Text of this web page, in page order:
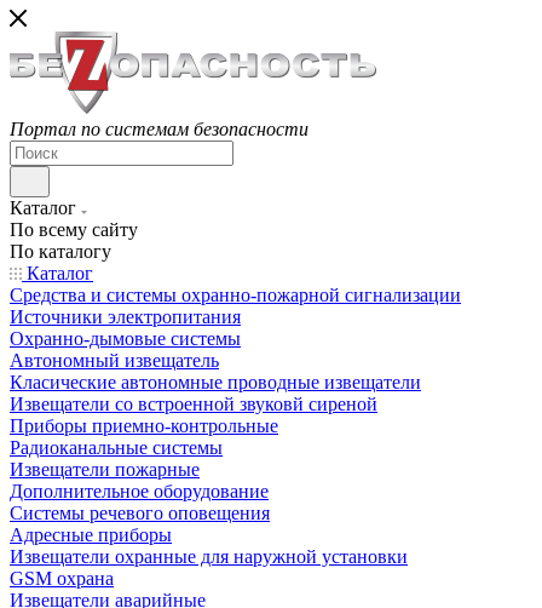
Портал по системам безопасности
Каталог
По всему сайту
По каталогу
Каталог
Средства и системы охранно-пожарной сигнализации
Источники электропитания
Охранно-дымовые системы
Автономный извещатель
Класические автономные проводные извещатели
Извещатели со встроенной звуковй сиреной
Приборы приемно-контрольные
Радиоканальные системы
Извещатели пожарные
Дополнительное оборудование
Системы речевого оповещения
Адресные приборы
Извещатели охранные для наружной установки
GSM охрана
Извещатели аварийные